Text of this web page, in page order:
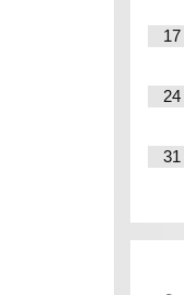
17
24
31